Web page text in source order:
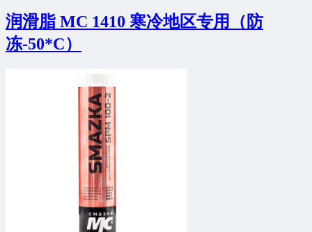
润滑脂 MC 1410 寒冷地区专用（防
冻-50*C）